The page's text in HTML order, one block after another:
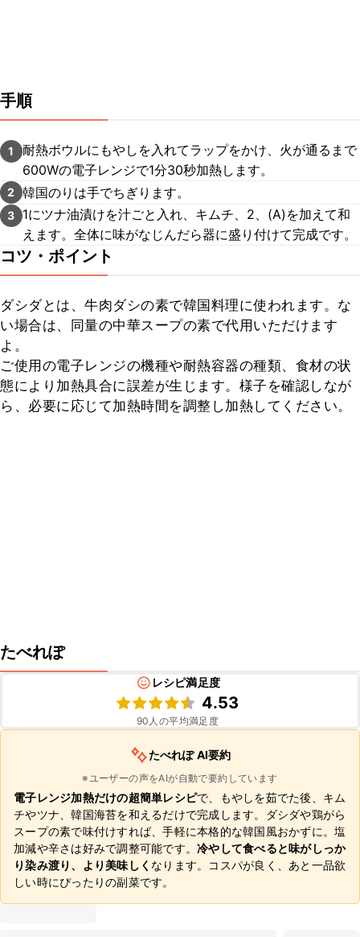
手順
1
耐熱ボウルにもやしを入れてラップをかけ、火が通るまで
600Wの電子レンジで1分30秒加熱します。
2 韓国のりは手でちぎります。
3
1にツナ油漬けを汁ごと入れ、キムチ、2、(A)を加えて和
えます。全体に味がなじんだら器に盛り付けて完成です。
コツ・ポイント
ダシダとは、牛肉ダシの素で韓国料理に使われます。な
い場合は、同量の中華スープの素で代用いただけます
よ。
ご使用の電子レンジの機種や耐熱容器の種類、食材の状
態により加熱具合に誤差が生じます。様子を確認しなが
ら、必要に応じて加熱時間を調整し加熱してください。
たべれぽ
レシピ満足度
4.53
90 人の平均満足度
たべれぽ AI要約
※ユーザーの声をAIが自動で要約しています
電子レンジ加熱だけの超簡単レシピで、もやしを茹でた後、キム
チやツナ、韓国海苔を和えるだけで完成します。ダシダや鶏がら
スープの素で味付けすれば、手軽に本格的な韓国風おかずに。塩
加減や辛さは好みで調整可能です。 冷やして食べると味がしっか
り染み渡り、より美味しく なります。コスパが良く、あと一品欲
しい時にぴったりの副菜です。